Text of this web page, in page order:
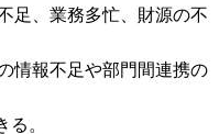
足、業務多忙、財源の不
情報不足や部門間連携の
。